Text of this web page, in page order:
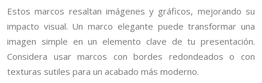
Estos marcos resaltan imágenes y gráficos, mejorando su
impacto visual. Un marco elegante puede transformar una
imagen simple en un elemento clave de tu presentación.
Considera usar marcos con bordes redondeados o con
texturas sutiles para un acabado más moderno.